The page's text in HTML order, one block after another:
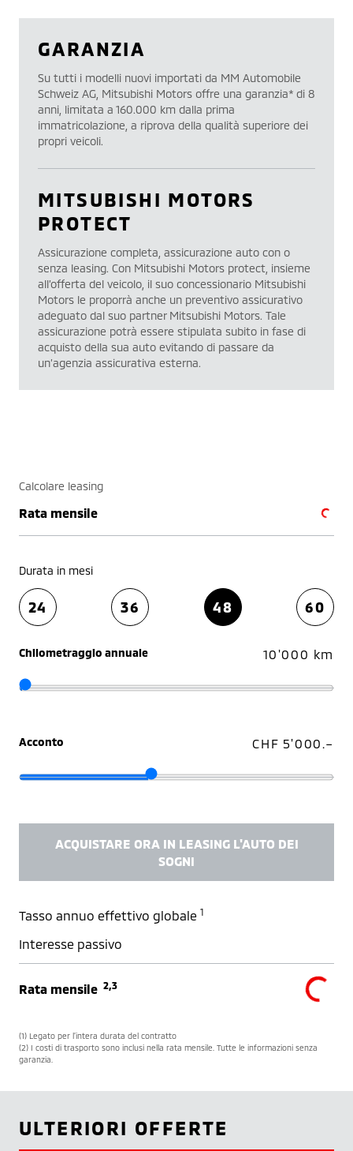
GARANZIA
Su tutti i modelli nuovi importati da MM Automobile
Schweiz AG, Mitsubishi Motors offre una garanzia* di 8
anni, limitata a 160.000 km dalla prima
immatricolazione, a riprova della qualità superiore dei
propri veicoli.
MITSUBISHI MOTORS
PROTECT
Assicurazione completa, assicurazione auto con o
senza leasing. Con Mitsubishi Motors protect, insieme
all’offerta del veicolo, il suo concessionario Mitsubishi
Motors le proporrà anche un preventivo assicurativo
adeguato dal suo partner Mitsubishi Motors. Tale
assicurazione potrà essere stipulata subito in fase di
acquisto della sua auto evitando di passare da
un’agenzia assicurativa esterna.
Calcolare leasing
Rata mensile
Durata in mesi
24 36 48 60
Chilometraggio annuale 10'000 km
Acconto CHF 5'000.–
ACQUISTARE ORA IN LEASING L'AUTO DEI
SOGNI
Tasso annuo effettivo globale 1
Interesse passivo
Rata mensile 2,3
(1) Legato per l’intera durata del contratto
(2) I costi di trasporto sono inclusi nella rata mensile. Tutte le informazioni senza
garanzia.
ULTERIORI OFFERTE